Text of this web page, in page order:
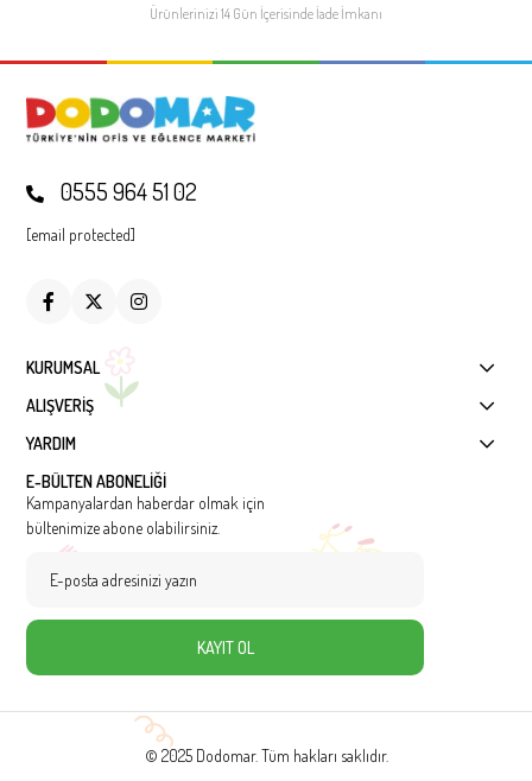
Ürünlerinizi 14 Gün İçerisinde İade İmkanı
0555 964 51 02
[email protected]
KURUMSAL
ALIŞVERİŞ
YARDIM
E-BÜLTEN ABONELİĞİ
Kampanyalardan haberdar olmak için
bültenimize abone olabilirsiniz.
KAYIT OL
© 2025 Dodomar. Tüm hakları saklıdır.